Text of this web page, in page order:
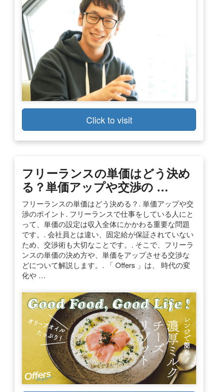
Click to visit
フリーランスの単価はどう決め
る？単価アップや交渉の …
フリーランスの単価はどう決める？. 単価アップや交
渉のポイント. フリーランスで仕事をしている人にと
って、単価の設定は収入全体にかかわる重要な問題
です。. 会社員とは違い、固定給が保証されていない
ため、交渉術も大切なことです。. そこで、フリーラ
ンスの単価の決め方や、単価をアップさせる交渉な
どについて解説します。. 「 Offers 」は、 時代の変
化や …